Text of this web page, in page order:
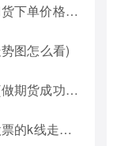
格哪个好?)
图怎么看)
过失败吗为什么)
线走势一样吗)